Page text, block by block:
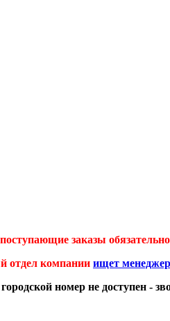
заказы обязательно
отдел компании ищет
номер не доступен -